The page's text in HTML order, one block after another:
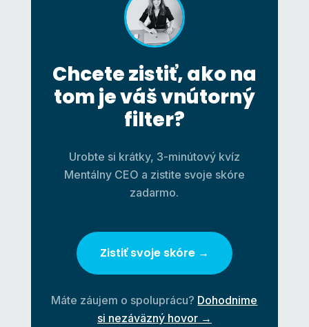
Chcete zistiť, ako na
tom je váš vnútorný
filter?
Urobte si krátky, 3-minútový kvíz
Mentálny CEO a zistite svoje skóre
zadarmo.
Zistiť svoje skóre →
Máte záujem o spoluprácu? Dohodnime
si nezáväzný hovor →